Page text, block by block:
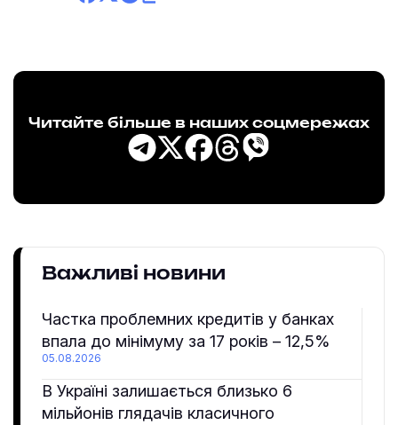
Читайте більше в наших соцмережах
Важливі новини
Частка проблемних кредитів у банках
впала до мінімуму за 17 років – 12,5%
05.08.2026
В Україні залишається близько 6
мільйонів глядачів класичного